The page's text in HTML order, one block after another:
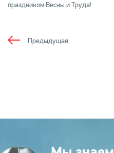
праздником Весны и Труда!
Предыдущая